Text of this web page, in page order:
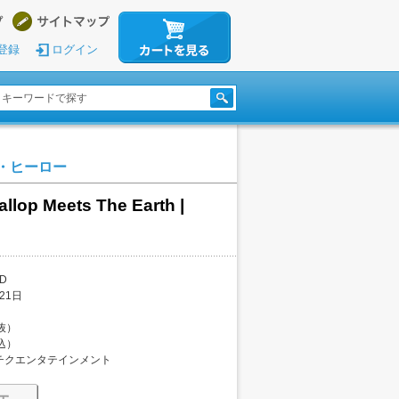
録 ログイン
ヒーロー
Meets The Earth |
日
クエンタテインメント